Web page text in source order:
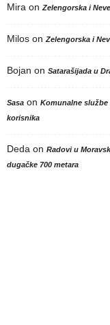
Mira on Zelengorska i
Milos on Zelengorska i
Bojan on Satarašijada u
Sasa on Komunalne službe
korisnika
Deda on Radovi u
dugačke 700 metara